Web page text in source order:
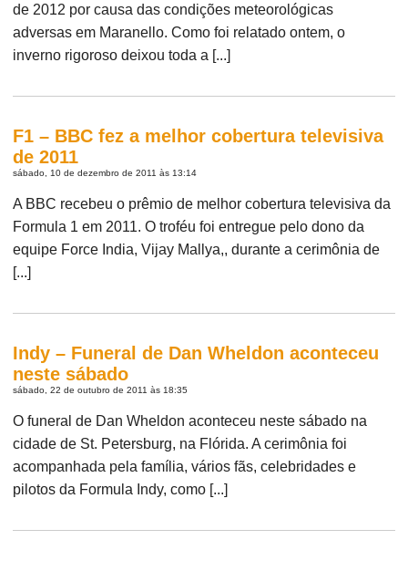
de 2012 por causa das condições meteorológicas
adversas em Maranello. Como foi relatado ontem, o
inverno rigoroso deixou toda a [...]
F1 – BBC fez a melhor cobertura televisiva
de 2011
sábado, 10 de dezembro de 2011 às 13:14
A BBC recebeu o prêmio de melhor cobertura televisiva da
Formula 1 em 2011. O troféu foi entregue pelo dono da
equipe Force India, Vijay Mallya,, durante a cerimônia de
[...]
Indy – Funeral de Dan Wheldon aconteceu
neste sábado
sábado, 22 de outubro de 2011 às 18:35
O funeral de Dan Wheldon aconteceu neste sábado na
cidade de St. Petersburg, na Flórida. A cerimônia foi
acompanhada pela família, vários fãs, celebridades e
pilotos da Formula Indy, como [...]